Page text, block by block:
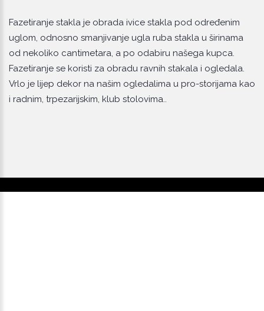
Fazetiranje stakla je obrada ivice stakla pod određenim
uglom, odnosno smanjivanje ugla ruba stakla u širinama
od nekoliko cantimetara, a po odabiru našega kupca.
Fazetiranje se koristi za obradu ravnih stakala i ogledala.
Vrlo je lijep dekor na našim ogledalima u pro-storijama kao
i radnim, trpezarijskim, klub stolovima..